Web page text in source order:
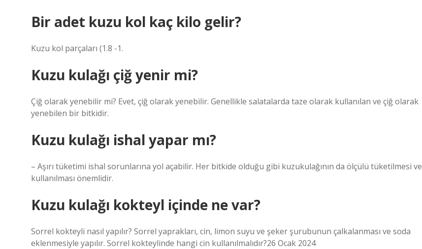
Bir adet kuzu kol kaç kilo gelir?
Kuzu kol parçaları (1.8 -1.
Kuzu kulağı çiğ yenir mi?
Çiğ olarak yenebilir mi? Evet, çiğ olarak yenebilir. Genellikle salatalarda taze olarak kullanılan ve çiğ olarak
yenebilen bir bitkidir.
Kuzu kulağı ishal yapar mı?
– Aşırı tüketimi ishal sorunlarına yol açabilir. Her bitkide olduğu gibi kuzukulağının da ölçülü tüketilmesi ve
kullanılması önemlidir.
Kuzu kulağı kokteyl içinde ne var?
Sorrel kokteyli nasıl yapılır? Sorrel yaprakları, cin, limon suyu ve şeker şurubunun çalkalanması ve soda
eklenmesiyle yapılır. Sorrel kokteylinde hangi cin kullanılmalıdır?26 Ocak 2024